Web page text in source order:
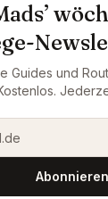
Guides und
Abonnieren